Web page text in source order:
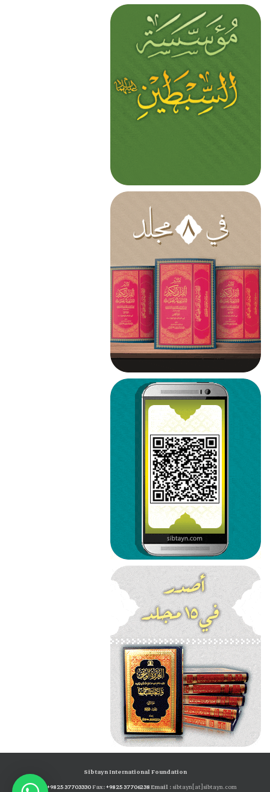
Sibtayn International Foundation
Tel:
+98 25 37703330Fax:+98 25 37706238Email :sibtayn[at]sibtayn.com